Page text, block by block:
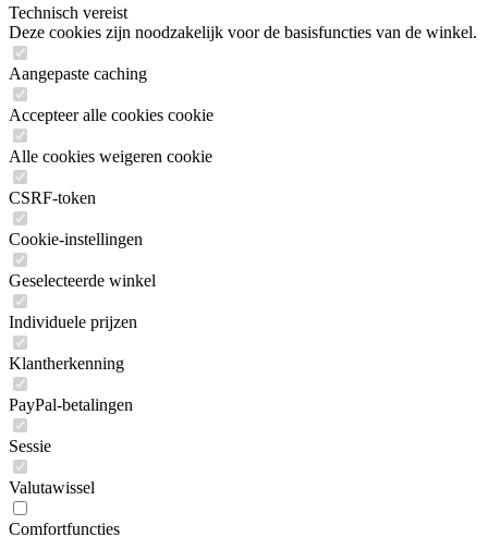
Technisch vereist
Deze cookies zijn noodzakelijk voor de basisfuncties van de winkel.
Aangepaste caching
Accepteer alle cookies cookie
Alle cookies weigeren cookie
CSRF-token
Cookie-instellingen
Geselecteerde winkel
Individuele prijzen
Klantherkenning
PayPal-betalingen
Sessie
Valutawissel
Comfortfuncties